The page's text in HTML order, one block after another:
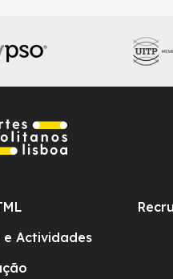
e Actividades